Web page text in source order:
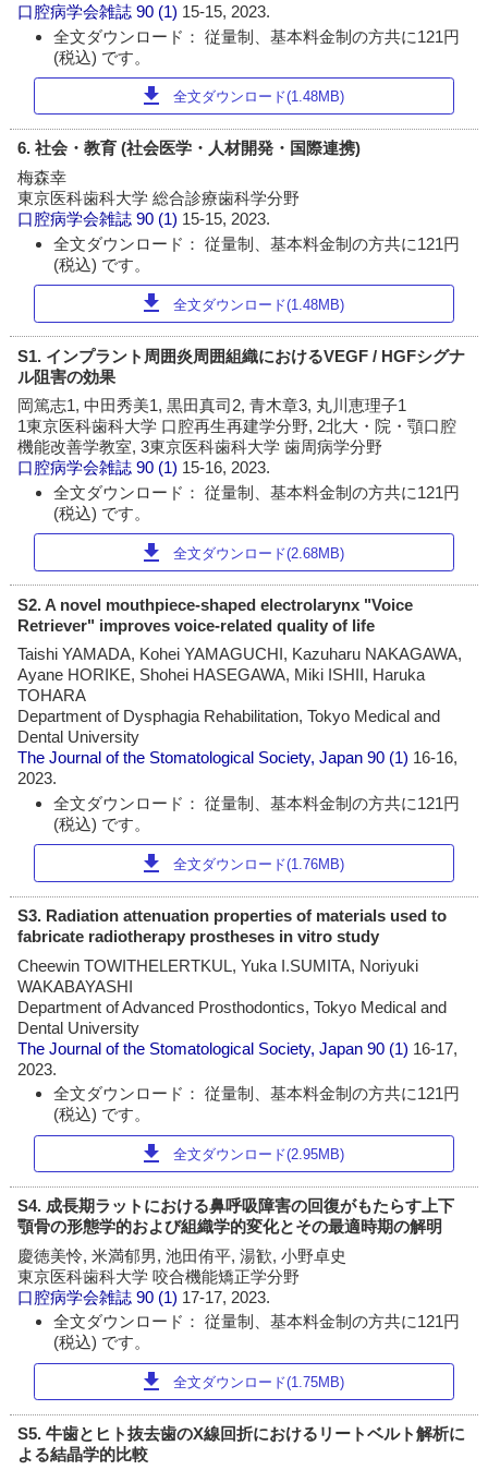
口腔病学会雑誌 90 (1) 15-15, 2023.
全文ダウンロード： 従量制、基本料金制の方共に121円
(税込) です。
download 全文ダウンロード(1.48MB)
6. 社会・教育 (社会医学・人材開発・国際連携)
梅森幸
東京医科歯科大学 総合診療歯科学分野
口腔病学会雑誌 90 (1) 15-15, 2023.
全文ダウンロード： 従量制、基本料金制の方共に121円
(税込) です。
download 全文ダウンロード(1.48MB)
S1. インプラント周囲炎周囲組織におけるVEGF / HGFシグナ
ル阻害の効果
岡篤志1, 中田秀美1, 黒田真司2, 青木章3, 丸川恵理子1
1東京医科歯科大学 口腔再生再建学分野, 2北大・院・顎口腔
機能改善学教室, 3東京医科歯科大学 歯周病学分野
口腔病学会雑誌 90 (1) 15-16, 2023.
全文ダウンロード： 従量制、基本料金制の方共に121円
(税込) です。
download 全文ダウンロード(2.68MB)
S2. A novel mouthpiece-shaped electrolarynx "Voice
Retriever" improves voice-related quality of life
Taishi YAMADA, Kohei YAMAGUCHI, Kazuharu NAKAGAWA,
Ayane HORIKE, Shohei HASEGAWA, Miki ISHII, Haruka
TOHARA
Department of Dysphagia Rehabilitation, Tokyo Medical and
Dental University
The Journal of the Stomatological Society, Japan 90 (1) 16-16,
2023.
全文ダウンロード： 従量制、基本料金制の方共に121円
(税込) です。
download 全文ダウンロード(1.76MB)
S3. Radiation attenuation properties of materials used to
fabricate radiotherapy prostheses in vitro study
Cheewin TOWITHELERTKUL, Yuka I.SUMITA, Noriyuki
WAKABAYASHI
Department of Advanced Prosthodontics, Tokyo Medical and
Dental University
The Journal of the Stomatological Society, Japan 90 (1) 16-17,
2023.
全文ダウンロード： 従量制、基本料金制の方共に121円
(税込) です。
download 全文ダウンロード(2.95MB)
S4. 成長期ラットにおける鼻呼吸障害の回復がもたらす上下
顎骨の形態学的および組織学的変化とその最適時期の解明
慶徳美怜, 米満郁男, 池田侑平, 湯歓, 小野卓史
東京医科歯科大学 咬合機能矯正学分野
口腔病学会雑誌 90 (1) 17-17, 2023.
全文ダウンロード： 従量制、基本料金制の方共に121円
(税込) です。
download 全文ダウンロード(1.75MB)
S5. 牛歯とヒト抜去歯のX線回折におけるリートベルト解析に
よる結晶学的比較